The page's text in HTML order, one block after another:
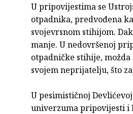
U pripovijestima se
otpadnika, predvođena
svojevrsnom stihijom.
manje. U nedovršenoj
otpadničke stihije,
svojem neprijatelju, što
U pesimističnoj
univerzuma pripovijesti i